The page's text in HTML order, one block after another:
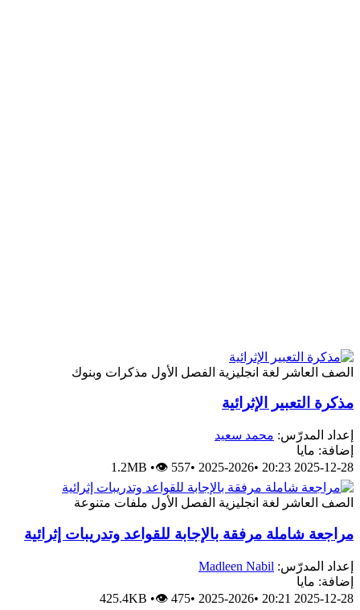
الصف العاشر لغة انجليزية الفصل الأول مذكرات وبنوك
مذكرة التعبير الإثرائية
إعداد المدرّس: محمد سعيد
إضافة: مايا
2025-12-28 20:23
•
2025-2026
•
1.2MB •👁 557
الصف العاشر لغة انجليزية الفصل الأول ملفات متنوعة
مراجعة شاملة مرفقة بالإجابة للقواعد وتدريبات إثرائية
إعداد المدرّس: Madleen Nabil
إضافة: مايا
2025-12-28 20:21
•
2025-2026
•
425.4KB •👁 475